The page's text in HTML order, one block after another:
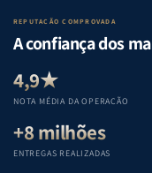
Lar
|
Equipe
Teológica
Penkal
|
REPUTAÇÃO COMPROVADA
A confiança dos
4,9★
NOTA MÉDIA DA OPERAÇÃO
+8 milhões
ENTREGAS REALIZADAS